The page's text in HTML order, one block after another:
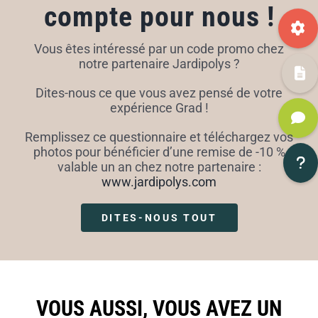
compte pour nous !
Vous êtes intéressé par un code promo chez
notre partenaire Jardipolys ?
Dites-nous ce que vous avez pensé de votre
expérience Grad !
Remplissez ce questionnaire et téléchargez vos
photos pour bénéficier d’une remise de -10 %
valable un an chez notre partenaire :
www.jardipolys.com
DITES-NOUS TOUT
VOUS AUSSI, VOUS AVEZ UN